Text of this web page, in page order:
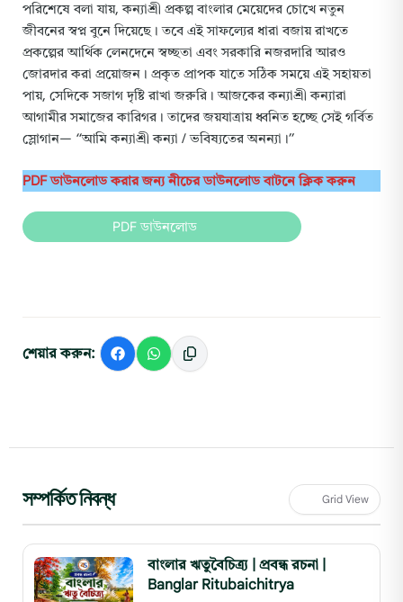
পরিশেষে বলা যায়, কন্যাশ্রী প্রকল্প বাংলার মেয়েদের চোখে নতুন
জীবনের স্বপ্ন বুনে দিয়েছে। তবে এই সাফল্যের ধারা বজায় রাখতে
প্রকল্পের আর্থিক লেনদেনে স্বচ্ছতা এবং সরকারি নজরদারি আরও
জোরদার করা প্রয়োজন। প্রকৃত প্রাপক যাতে সঠিক সময়ে এই সহায়তা
পায়, সেদিকে সজাগ দৃষ্টি রাখা জরুরি। আজকের কন্যাশ্রী কন্যারা
আগামীর সমাজের কারিগর। তাদের জয়যাত্রায় ধ্বনিত হচ্ছে সেই গর্বিত
স্লোগান— “আমি কন্যাশ্রী কন্যা / ভবিষ্যতের অনন্যা।”
PDF ডাউনলোড করার জন্য নীচের ডাউনলোড বাটনে ক্লিক করুন
PDF ডাউনলোড
শেয়ার করুন:
সম্পর্কিত নিবন্ধ Grid View
বাংলার ঋতুবৈচিত্র্য | প্রবন্ধ রচনা |
Banglar Ritubaichitrya